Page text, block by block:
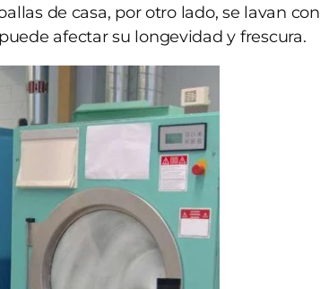
de casa, por otro lado, se lavan con
afectar su longevidad y frescura.